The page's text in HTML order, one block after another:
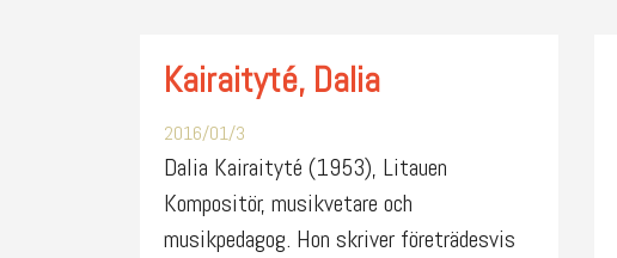
Kairaityté, Dalia
2016/01/3
Dalia Kairaityté (1953), Litauen
Kompositör, musikvetare och
musikpedagog. Hon skriver företrädesvis